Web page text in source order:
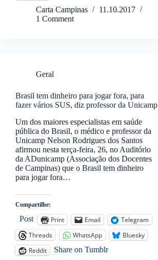
Carta Campinas
11.10.2017
1 Comment
Geral
Brasil tem dinheiro para jogar fora, para
fazer vários SUS, diz professor da Unicamp
Um dos maiores especialistas em saúde
pública do Brasil, o médico e professor da
Unicamp Nelson Rodrigues dos Santos
afirmou nesta terça-feira, 26, no Auditório
da ADunicamp (Associação dos Docentes
de Campinas) que o Brasil tem dinheiro
para jogar fora…
Compartilhe:
Post Print Email
Telegram
Threads
WhatsApp
Bluesky
Reddit
Share on Tumblr